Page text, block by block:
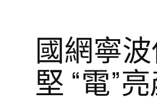
國網寧
堅 “電”